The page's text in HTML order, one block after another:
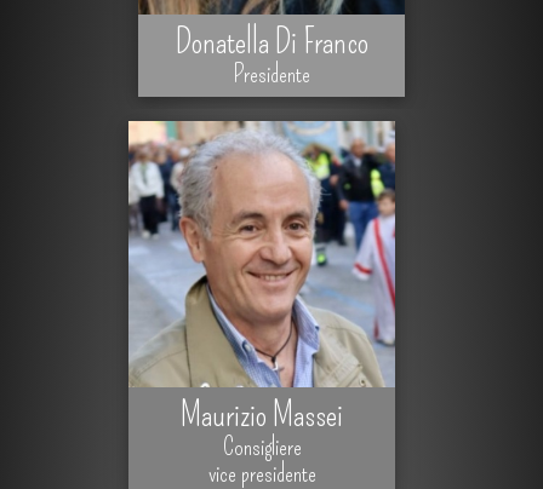
Donatella Di Franco
Presidente
Maurizio Massei
Consigliere
vice presidente